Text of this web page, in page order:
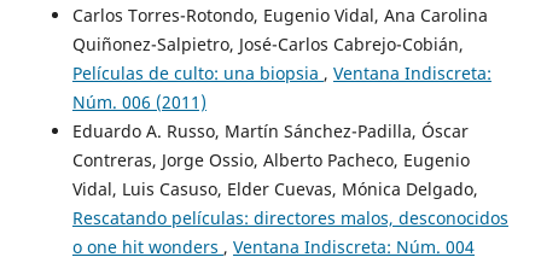
Carlos Torres-Rotondo, Eugenio Vidal, Ana Carolina
Quiñonez-Salpietro, José-Carlos Cabrejo-Cobián,
Películas de culto: una biopsia , Ventana Indiscreta:
Núm. 006 (2011)
Eduardo A. Russo, Martín Sánchez-Padilla, Óscar
Contreras, Jorge Ossio, Alberto Pacheco, Eugenio
Vidal, Luis Casuso, Elder Cuevas, Mónica Delgado,
Rescatando películas: directores malos, desconocidos
o one hit wonders , Ventana Indiscreta: Núm. 004